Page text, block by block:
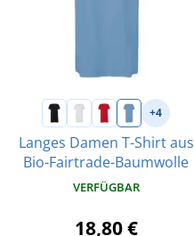
+4
Langes Damen T-Shirt aus
Bio-Fairtrade-Baumwolle
VERFÜGBAR
18,80 €